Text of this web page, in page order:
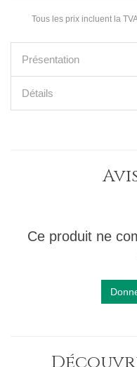
Tous les prix incluent la
Présentation
Détails
Ce produit ne